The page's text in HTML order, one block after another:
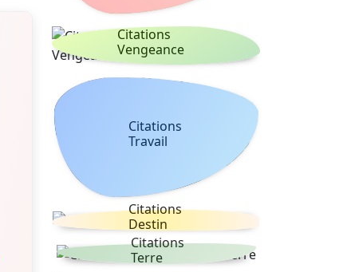
Citations
Vengeance
Citations
Travail
Citations
Destin
Citations
Terre